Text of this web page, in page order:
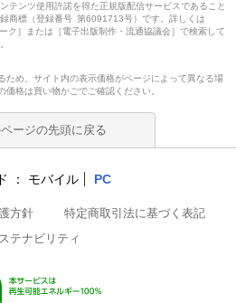
テンツ使用許諾を得た正規版配信サービスであること
商標（登録番号 第6091713号）です。詳しくは
ーク］または［電子出版制作・流通協議会］で検索して
ため、サイト内の表示価格がページによって異なる場
価格は買い物かごでご確認ください。
ージの先頭に戻る
モバイル PC
方針
特定商取引法に基づく表記
テナビリティ